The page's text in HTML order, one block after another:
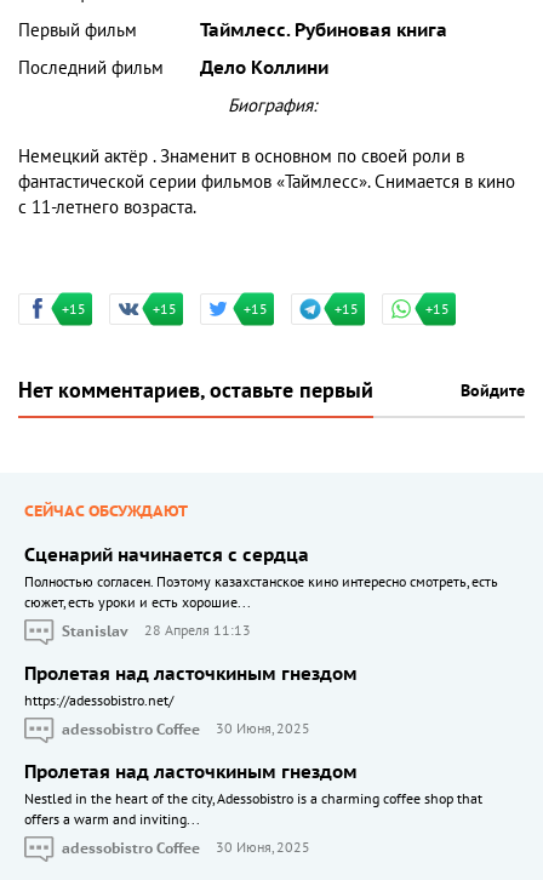
Первый фильм
Таймлесс. Рубиновая книга
Последний фильм
Дело Коллини
Биография:
Немецкий актёр . Знаменит в основном по своей роли в
фантастической серии фильмов «Таймлесс». Снимается в кино
с 11-летнего возраста.
+15 +15 +15 +15 +15
Нет комментариев, оставьте первый Войдите
СЕЙЧАС ОБСУЖДАЮТ
Сценарий начинается с сердца
Полностью согласен. Поэтому казахстанское кино интересно смотреть, есть
сюжет, есть уроки и есть хорошие...
Stanislav
28 Апреля 11:13
Пролетая над ласточкиным гнездом
https://adessobistro.net/
adessobistro Coffee
30 Июня, 2025
Пролетая над ласточкиным гнездом
Nestled in the heart of the city, Adessobistro is a charming coffee shop that
offers a warm and inviting...
adessobistro Coffee
30 Июня, 2025